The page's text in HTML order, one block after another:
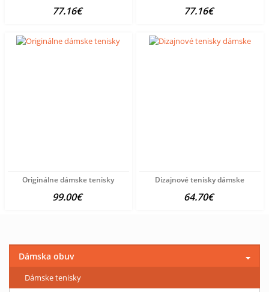
77.16€ 77.16€
Originálne dámske tenisky
99.00€
Dizajnové tenisky dámske
64.70€
Dámska obuv
Dámske tenisky